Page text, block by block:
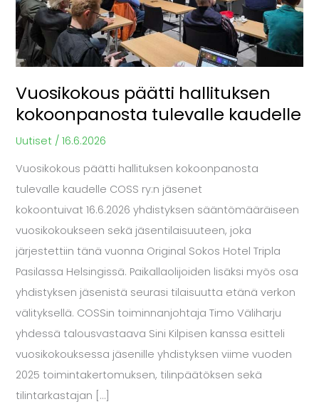
Vuosikokous päätti hallituksen
kokoonpanosta tulevalle kaudelle
Uutiset /16.6.2026
Vuosikokous päätti hallituksen kokoonpanosta
tulevalle kaudelle COSS ry:n jäsenet
kokoontuivat 16.6.2026 yhdistyksen sääntömääräiseen
vuosikokoukseen sekä jäsentilaisuuteen, joka
järjestettiin tänä vuonna Original Sokos Hotel Tripla
Pasilassa Helsingissä. Paikallaolijoiden lisäksi myös osa
yhdistyksen jäsenistä seurasi tilaisuutta etänä verkon
välityksellä. COSSin toiminnanjohtaja Timo Väliharju
yhdessä talousvastaava Sini Kilpisen kanssa esitteli
vuosikokouksessa jäsenille yhdistyksen viime vuoden
2025 toimintakertomuksen, tilinpäätöksen sekä
tilintarkastajan […]
tulevalle
kaudelle